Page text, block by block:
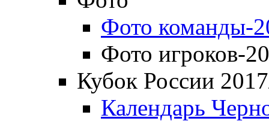
Фото команды-
Фото игроков-
Кубок России
Календарь